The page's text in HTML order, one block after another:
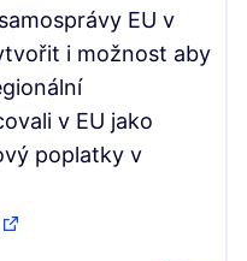
EU v
i možnost aby
v EU jako
poplatky v